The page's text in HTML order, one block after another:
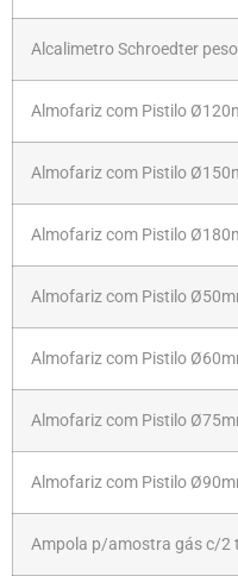
Alcalimetro Schroedter
Almofariz com Pistilo
Almofariz com Pistilo
Almofariz com Pistilo
Almofariz com Pistilo
Almofariz com Pistilo
Almofariz com Pistilo
Almofariz com Pistilo
Ampola p/amostra gás c/2